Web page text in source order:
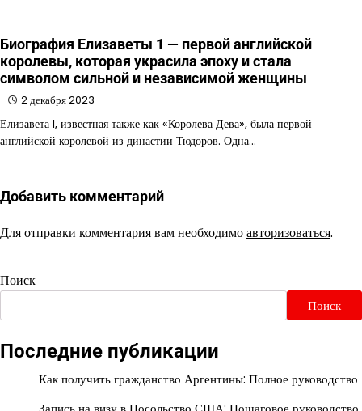
Биография Елизаветы 1 — первой английской
королевы, которая украсила эпоху и стала
символом сильной и независимой женщины
2 декабря 2023
Елизавета I, известная также как «Королева Дева», была первой
английской королевой из династии Тюдоров. Одна…
Добавить комментарий
Для отправки комментария вам необходимоавторизоваться.
Поиск
Поиск
Последние публикации
Как получить гражданство Аргентины: Полное руководство